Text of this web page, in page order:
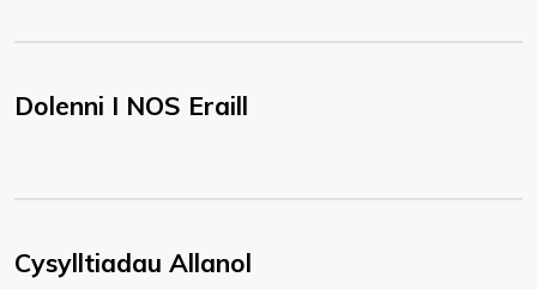
Dolenni I NOS Eraill
Cysylltiadau Allanol